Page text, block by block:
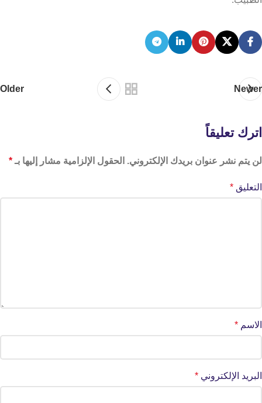
Newer
Older
اترك تعليقاً
لن يتم نشر عنوان بريدك الإلكتروني. الحقول الإلزامية مشار إليها بـ *
التعليق *
الاسم *
البريد الإلكتروني *